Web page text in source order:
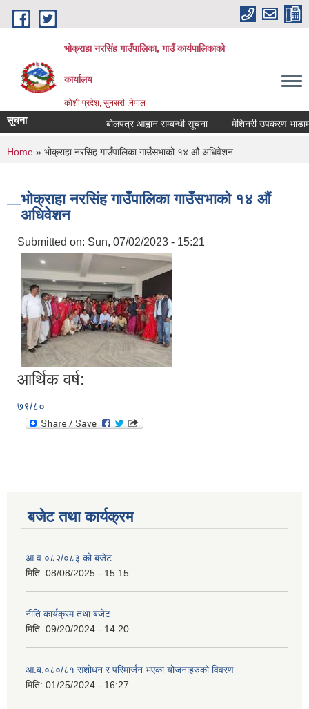
Skip to main content
भोक्राहा नरसिंह गाउँपालिका, गाउँ कार्यपालिकाको
कार्यालय
कोशी प्रदेश, सुनसरी ,नेपाल
सूचना बोलपत्र आह्वान सम्बन्धी सूचना मेशिनरी उपकरण भाडामा
You are here
Home » भोक्राहा नरसिंह गाउँपालिका गाउँसभाको १४ औं अधिवेशन
भोक्राहा नरसिंह गाउँपालिका गाउँसभाको १४ औं
अधिवेशन
Submitted on: Sun, 07/02/2023 - 15:21
आर्थिक वर्ष:
७९/८०
बजेट तथा कार्यक्रम
आ.व.०८२/०८३ को बजेट
मिति: 08/08/2025 - 15:15
नीति कार्यक्रम तथा बजेट
मिति: 09/20/2024 - 14:20
आ.ब.०८०/८१ संशोधन र परिमार्जन भएका योजनाहरुको विवरण
मिति: 01/25/2024 - 16:27